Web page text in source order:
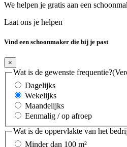
We helpen je gratis aan een
Laat ons je helpen
Vind een schoonmaker die bij je past
×
Wat is de gewenste frequentie?
Dagelijks
Wekelijks
Maandelijks
Eenmalig / op afroep
Wat is de oppervlakte van het
Minder dan 100 m²